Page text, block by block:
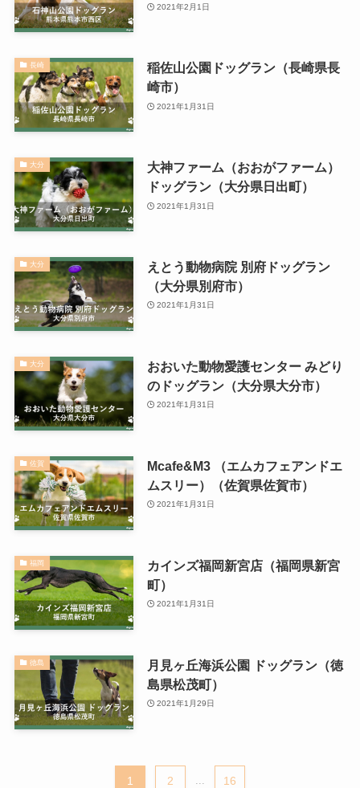
2021年2月1日
長崎
稲佐山公園ドッグラン（長崎県長
崎市）
2021年1月31日
大分
大神ファーム（おおがファーム）
ドッグラン（大分県日出町）
2021年1月31日
大分
えとう動物病院 別府ドッグラン
（大分県別府市）
2021年1月31日
大分
おおいた動物愛護センター みどり
のドッグラン（大分県大分市）
2021年1月31日
佐賀
Mcafe&M3 （エムカフェアンドエ
ムスリー）（佐賀県佐賀市）
2021年1月31日
福岡
カインズ福岡新宮店（福岡県新宮
町）
2021年1月31日
徳島
月見ヶ丘海浜公園 ドッグラン（徳
島県松茂町）
2021年1月29日
1 2 16